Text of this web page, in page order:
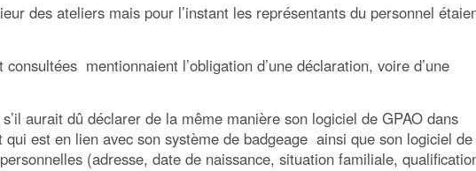
des ateliers mais pour l’instant les représentants du personnel
mentionnaient l’obligation d’une déclaration, voire d’une
aurait dû déclarer de la même manière son logiciel de GPAO dans
est en lien avec son système de badgeage ainsi que son logiciel de
(adresse, date de naissance, situation familiale,